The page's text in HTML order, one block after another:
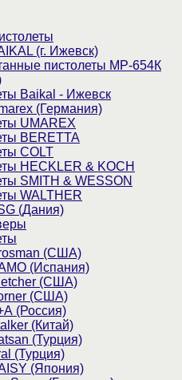
(г. Ижевск)
пистолеты МР-654К
Baikal - Ижевск
(Германия)
UMAREX
BERETTA
COLT
HECKLER & KOCH
SMITH & WESSON
WALTHER
(Дания)
(США)
(Испания)
(США)
(США)
(Россия)
(Китай)
(Турция)
(Турция)
(Япония)